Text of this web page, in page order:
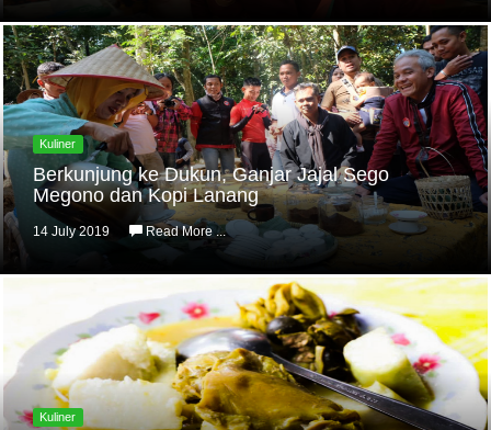
Kuliner
Berkunjung ke Dukun, Ganjar Jajal Sego
Megono dan Kopi Lanang
14 July 2019 Read More ...
Kuliner